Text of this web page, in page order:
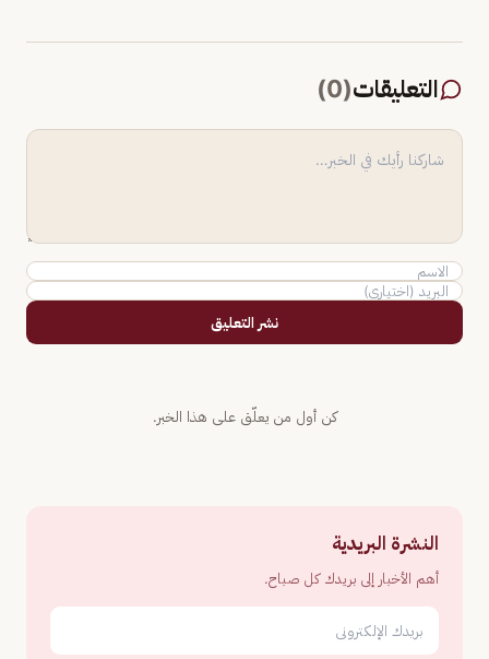
التعليقات(
0
)
نشر التعليق
كن أول من يعلّق على هذا الخبر.
النشرة البريدية
أهم الأخبار إلى بريدك كل صباح.